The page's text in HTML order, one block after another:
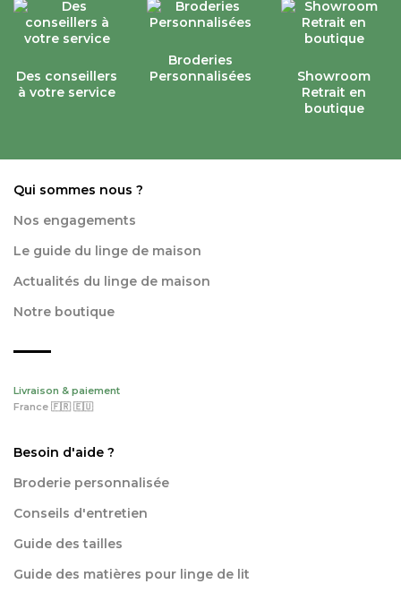
Des conseillers
à votre service
Broderies
Personnalisées
Showroom
Retrait en
boutique
Qui sommes nous ?
Nos engagements
Le guide du linge de maison
Actualités du linge de maison
Notre boutique
Livraison & paiement
France 🇫🇷 🇪🇺
Besoin d'aide ?
Broderie personnalisée
Conseils d'entretien
Guide des tailles
Guide des matières pour linge de lit